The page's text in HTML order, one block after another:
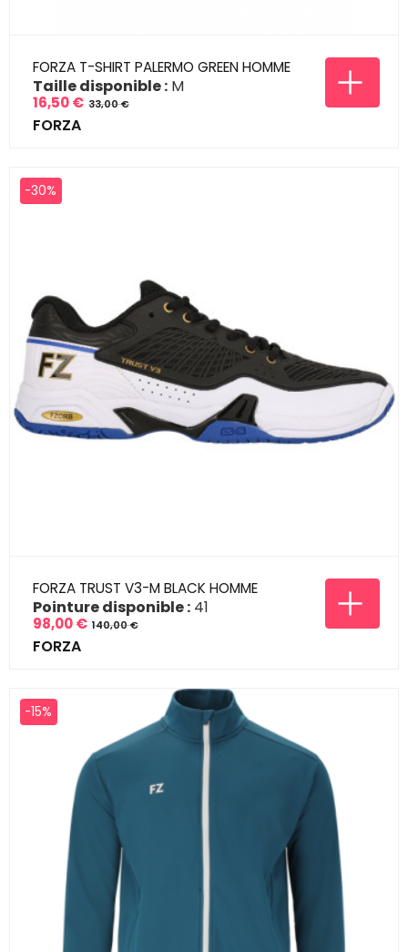
FORZA T-SHIRT PALERMO GREEN HOMME
Prix
16,50 €
Prix
de
33,00 €
Taille disponible : M
FORZA
FORZA TRUST V3-M BLACK HOMME
Prix
98,00 €
Prix
de
140,00 €
Pointure disponible : 41
FORZA
-30%
-15%